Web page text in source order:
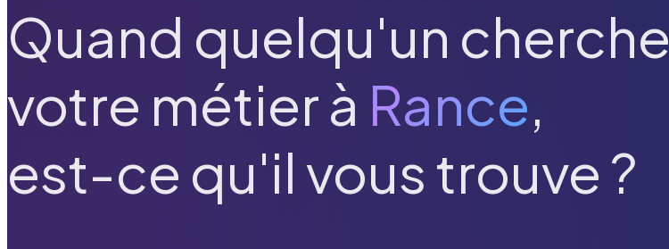
Quand quelqu'un cherche
votre métier à Rance,
est-ce qu'il vous trouve ?